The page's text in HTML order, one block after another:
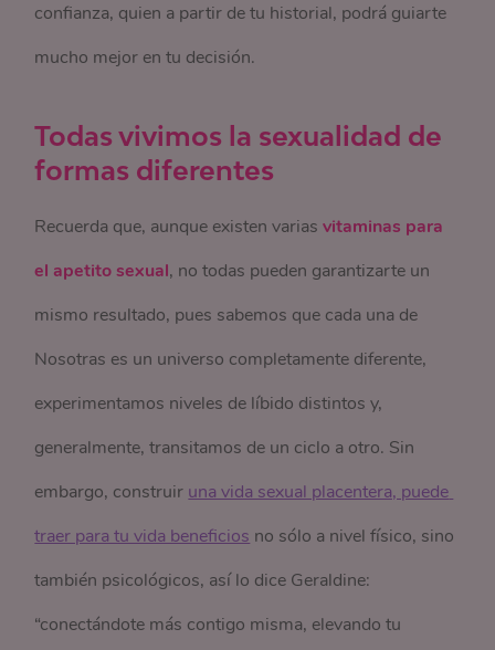
confianza, quien a partir de tu historial, podrá guiarte
mucho mejor en tu decisión.
Todas vivimos la sexualidad de
formas diferentes
Recuerda que, aunque existen variasvitaminas para
el apetito sexual, no todas pueden garantizarte un
mismo resultado, pues sabemos que cada una de
Nosotras es un universo completamente diferente,
experimentamos niveles de líbido distintos y,
generalmente, transitamos de un ciclo a otro. Sin
embargo, construir una vida sexual placentera, puede
traer para tu vida beneficios no sólo a nivel físico, sino
también psicológicos, así lo dice Geraldine:
“conectándote más contigo misma, elevando tu